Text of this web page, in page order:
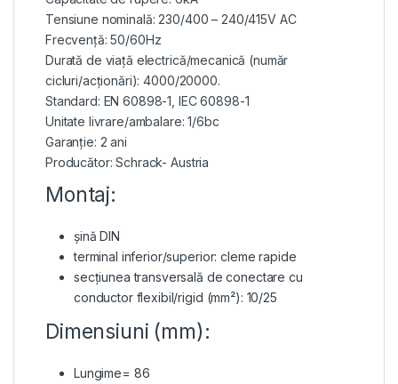
Tensiune nominală: 230/400 – 240/415V AC
Frecvență: 50/60Hz
Durată de viață electrică/mecanică (număr
cicluri/acționări): 4000/20000.
Standard: EN 60898-1, IEC 60898-1
Unitate livrare/ambalare: 1/6bc
Garanție: 2 ani
Producător: Schrack- Austria
Montaj:
șină DIN
terminal inferior/superior: cleme rapide
secțiunea transversală de conectare cu
conductor flexibil/rigid (mm²): 10/25
Dimensiuni (mm):
Lungime= 86